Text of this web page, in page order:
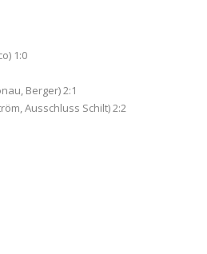
1:0
Berger) 2:1
Ausschluss Schilt) 2:2